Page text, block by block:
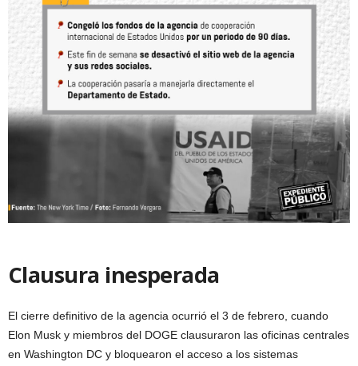
Clausura inesperada
El cierre definitivo de la agencia ocurrió el 3 de febrero, cuando
Elon Musk y miembros del DOGE clausuraron las oficinas centrales
en Washington DC y bloquearon el acceso a los sistemas